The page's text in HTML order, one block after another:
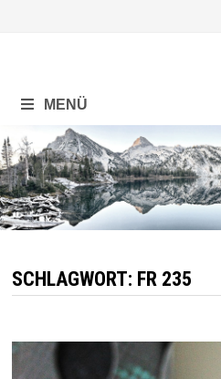
MENÜ
SCHLAGWORT: FR 235